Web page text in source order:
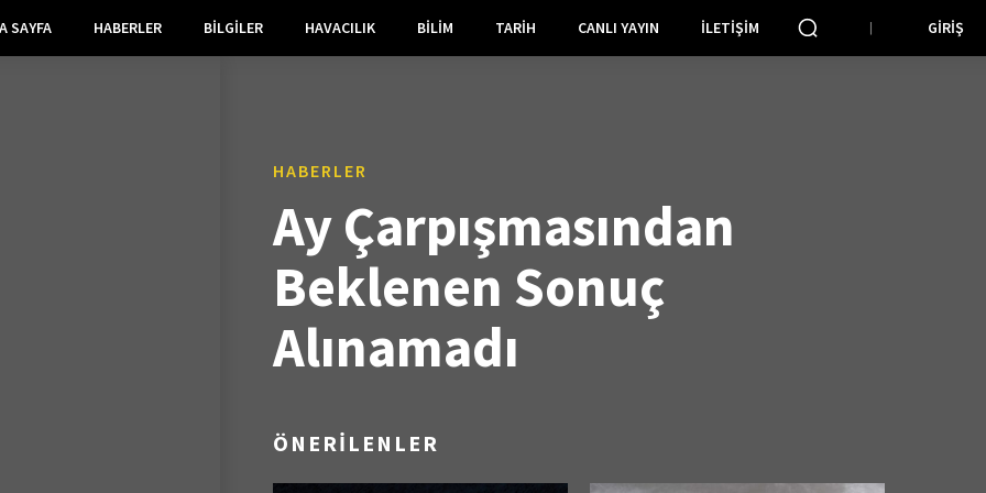
SAYFA HABERLER BILGILER HAVACILIK BILIM TARIH CANLI YAYIN İLETIŞIM GIRIŞ
HABERLER
Ay Çarpışmasından
Beklenen Sonuç
Alınamadı
ÖNERİLENLER